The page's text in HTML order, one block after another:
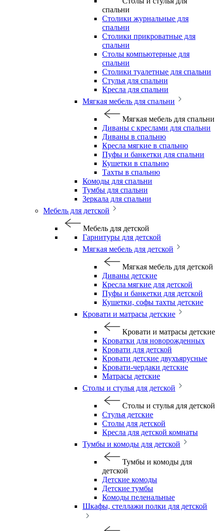
спальни
Столики журнальные для
спальни
Столики прикроватные для
спальни
Столы компьютерные для
спальни
Столики туалетные для спальни
Стулья для спальни
Кресла для спальни
Мягкая мебель для спальни
Мягкая мебель для спальни
Диваны с креслами для спальни
Диваны в спальню
Кресла мягкие в спальню
Пуфы и банкетки для спальни
Кушетки в спальню
Тахты в спальню
Комоды для спальни
Тумбы для спальни
Зеркала для спальни
Мебель для детской
Мебель для детской
Гарнитуры для детской
Мягкая мебель для детской
Мягкая мебель для детской
Диваны детские
Кресла мягкие для детской
Пуфы и банкетки для детской
Кушетки, софы тахты детские
Кровати и матрасы детские
Кровати и матрасы детские
Кроватки для новорожденных
Кровати для детской
Кровати детские двухъярусные
Кровати-чердаки детские
Матрасы детские
Столы и стулья для детской
Столы и стулья для детской
Стулья детские
Столы для детской
Кресла для детской комнаты
Тумбы и комоды для детской
Тумбы и комоды для
детской
Детские комоды
Детские тумбы
Комоды пеленальные
Шкафы, стеллажи полки для детской